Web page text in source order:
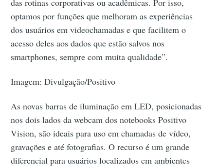
das rotinas corporativas ou acadêmicas. Por isso,
optamos por funções que melhoram as experiências
dos usuários em videochamadas e que facilitem o
acesso deles aos dados que estão salvos nos
smartphones, sempre com muita qualidade”.
Imagem: Divulgação/Positivo
As novas barras de iluminação em LED, posicionadas
nos dois lados da webcam dos notebooks Positivo
Vision, são ideais para uso em chamadas de vídeo,
gravações e até fotografias. O recurso é um grande
diferencial para usuários localizados em ambientes